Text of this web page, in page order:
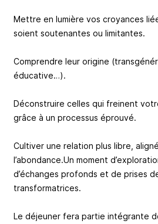
Mettre en lumière vos croyances
soient soutenantes ou limitantes.
Comprendre leur origine
éducative…).
Déconstruire celles qui freinent
grâce à un processus éprouvé.
Cultiver une relation plus libre,
l’abondance.Un moment
d’échanges profonds et de prises
transformatrices.
Le déjeuner fera partie intégrante